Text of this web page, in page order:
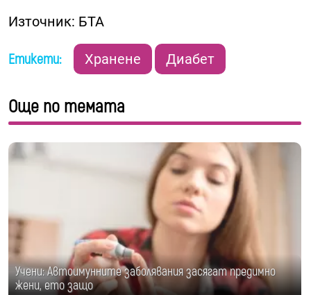
Източник: БТА
Етикети: Хранене Диабет
Още по темата
Учени: Автоимунните заболявания засягат предимно
жени, ето защо